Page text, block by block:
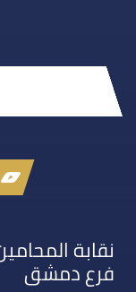
نقابة
فرع دمشق